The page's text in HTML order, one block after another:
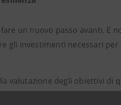
fare un nuovo passo avanti.
gli investimenti necessari
valutazione degli obiettivi di